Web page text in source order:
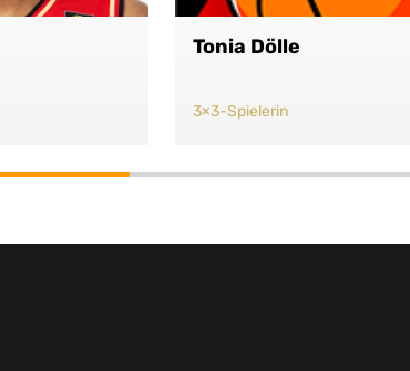
Tonia Dölle
3×3-Spielerin